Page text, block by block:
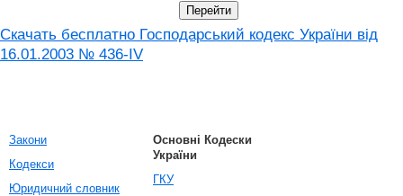
Скачать бесплатно Господарський кодекс України від
16.01.2003 № 436-IV
Закони
Кодекси
Юридичний словник
Основні Кодески
України
ГКУ